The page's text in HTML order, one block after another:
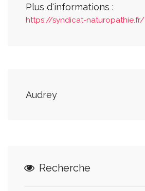
Plus d'informations :
https://syndicat-naturopathie.fr/
Audrey
Recherche